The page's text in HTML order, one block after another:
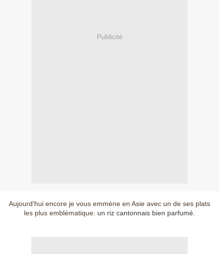
Publicité
Aujourd'hui encore je vous emmène en Asie avec un de ses plats
les plus emblématique: un riz cantonnais bien parfumé.